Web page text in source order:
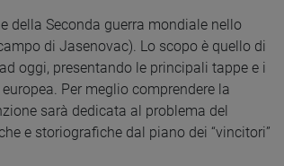
della Seconda guerra mondiale nello
di Jasenovac). Lo scopo è quello di
oggi, presentando le principali tappe e i
Per meglio comprendere la
sarà dedicata al problema del
e storiografiche dal piano dei “vincitori”